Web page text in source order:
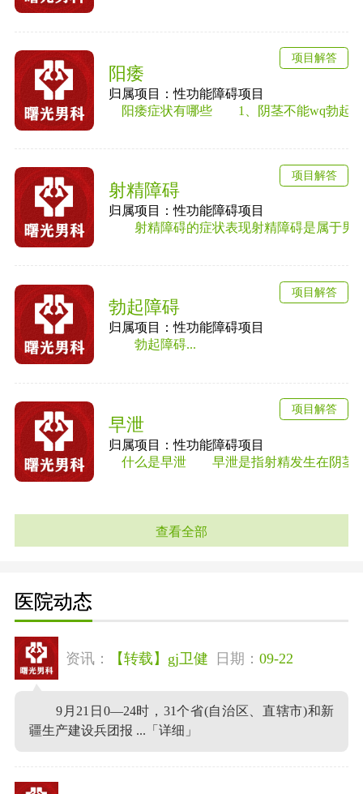
阳痿
归属项目：性功能障碍项目
阳痿症状有哪些 1、阴茎不能wq勃起或
项目解答
射精障碍
归属项目：性功能障碍项目
射精障碍的症状表现射精障碍是属于男
项目解答
勃起障碍
归属项目：性功能障碍项目
勃起障碍...
项目解答
早泄
归属项目：性功能障碍项目
什么是早泄 早泄是指射精发生在阴茎进
项目解答
查看全部
医院动态
资讯： 【转载】gj卫健 日期： 09-22
9月21日0—24时，31个省(自治区、直辖市)和新
疆生产建设兵团报 ... 「详细」